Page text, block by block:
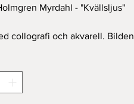
Myrdahl - "Kvällsljus"
collografi och akvarell. Bilden
med kärlek.